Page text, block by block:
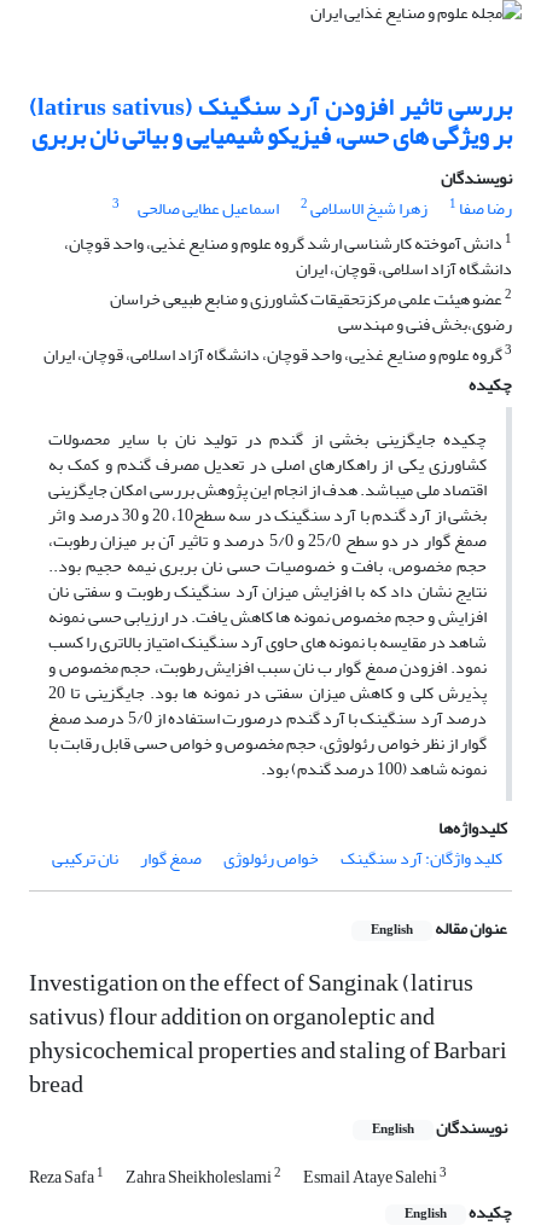
بررسی تاثیر افزودن آرد سنگینک (latirus sativus)
بر ویژگی های حسی، فیزیکو شیمیایی و بیاتی نان بربری
نویسندگان
رضا صفا 1 زهرا شیخ الاسلامی2 اسماعیل عطایی صالحی
3
1 دانش آموخته کارشناسی ارشد گروه علوم و صنایع غذیی، واحد قوچان،
دانشگاه آزاد اسلامی، قوچان، ایران
2عضو هیئت علمی مرکزتحقیقات کشاورزی و منابع طبیعی خراسان
رضوی،بخش فنی و مهندسی
3گروه علوم و صنایع غذیی، واحد قوچان، دانشگاه آزاد اسلامی، قوچان، ایران
چکیده
چکیده جایگزینی بخشی از گندم در تولید نان با سایر محصولات
کشاورزی یکی از راهکارهای اصلی در تعدیل مصرف گندم و کمک به
اقتصاد ملی می‏باشد. هدف از انجام این پژوهش بررسی امکان جایگزینی
بخشی از آرد گندم با آرد سنگینک در سه سطح10، 20 و 30 درصد و اثر
صمغ گوار در دو سطح 25/0 و 5/0 درصد و تاثیر آن بر میزان رطوبت،
حجم مخصوص، بافت و خصوصیات حسی نان بربری نیمه حجیم بود..
نتایج نشان داد که با افزایش میزان آرد سنگینک رطوبت و سفتی نان
افزایش و حجم مخصوص نمونه ها کاهش یافت. در ارزیابی حسی نمونه
شاهد در مقایسه با نمونه های حاوی آرد سنگینک امتیاز بالاتری را کسب
نمود. افزودن صمغ گوار ب نان سبب افزایش رطوبت، حجم مخصوص و
پذیرش کلی و کاهش میزان سفتی در نمونه ها بود. جایگزینی تا 20
درصد آرد سنگینک با آرد گندم درصورت استفاده از 5/0 درصد صمغ
گوار از نظر خواص رئولوژی، حجم مخصوص و خواص حسی قابل رقابت با
نمونه شاهد (100 درصد گندم) بود.
کلیدواژه‌ها
کلید واژگان: آرد سنگینک
خواص رئولوژی صمغ گوار نان ترکیبی
عنوان مقاله English
Investigation on the effect of Sanginak (latirus
sativus) flour addition on organoleptic and
physicochemical properties and staling of Barbari
bread
نویسندگان English
Reza Safa1 Zahra Sheikholeslami2 Esmail Ataye Salehi3
چکیده English